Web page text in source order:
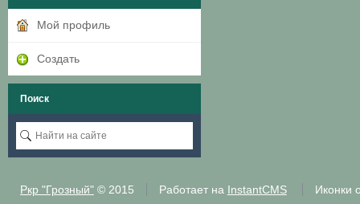
Мой профиль
Создать
Поиск
Ркр "Грозный"© 2015 Работает на InstantCMS Иконки